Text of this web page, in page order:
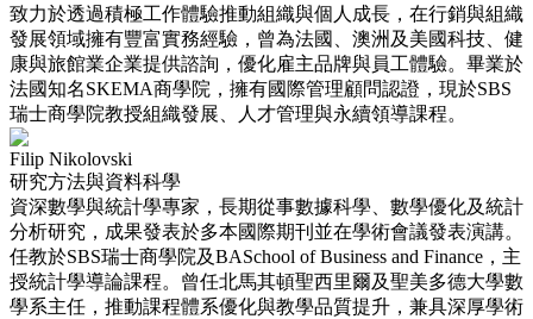
致力於透過積極工作體驗推動組織與個人成長，在行銷與組織
發展領域擁有豐富實務經驗，曾為法國、澳洲及美國科技、健
康與旅館業企業提供諮詢，優化雇主品牌與員工體驗。畢業於
法國知名SKEMA商學院，擁有國際管理顧問認證，現於SBS
瑞士商學院教授組織發展、人才管理與永續領導課程。
Filip Nikolovski
研究方法與資料科學
資深數學與統計學專家，長期從事數據科學、數學優化及統計
分析研究，成果發表於多本國際期刊並在學術會議發表演講。
任教於SBS瑞士商學院及BASchool of Business and Finance，主
授統計學導論課程。曾任北馬其頓聖西里爾及聖美多德大學數
學系主任，推動課程體系優化與教學品質提升，兼具深厚學術